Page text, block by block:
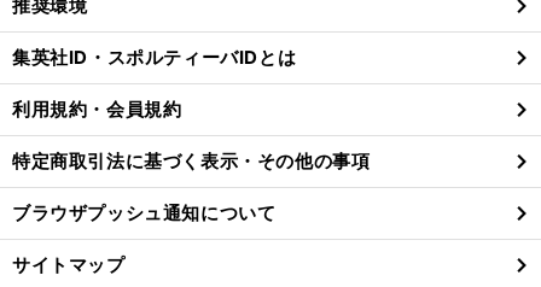
藤佑樹がついに手にした早実の背番号１
だが「
ぜこのタイミングで
と困惑した
閉
る
推奨環境
集英社ID・スポルティーバIDとは
利用規約・会員規約
特定商取引法に基づく表示・その他の事項
ブラウザプッシュ通知について
サイトマップ